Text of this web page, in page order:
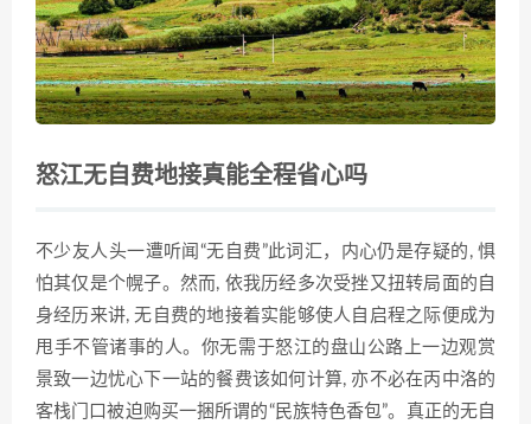
怒江无自费地接真能全程省心吗
不少友人头一遭听闻“无自费”此词汇，内心仍是存疑的, 惧
怕其仅是个幌子。然而, 依我历经多次受挫又扭转局面的自
身经历来讲, 无自费的地接着实能够使人自启程之际便成为
甩手不管诸事的人。你无需于怒江的盘山公路上一边观赏
景致一边忧心下一站的餐费该如何计算, 亦不必在丙中洛的
客栈门口被迫购买一捆所谓的“民族特色香包”。真正的无自